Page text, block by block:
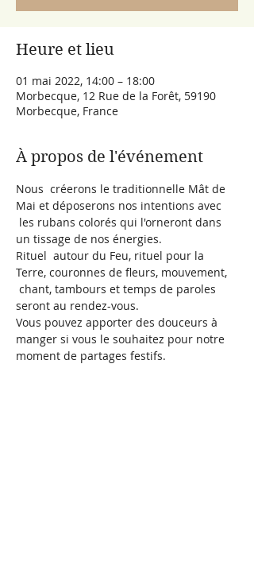
Heure et lieu
01 mai 2022, 14:00 – 18:00
Morbecque, 12 Rue de la Forêt, 59190
Morbecque, France
À propos de l'événement
Nous  créerons le traditionnelle Mât de
Mai et déposerons nos intentions avec
les rubans colorés qui l'orneront dans
un tissage de nos énergies.
Rituel  autour du Feu, rituel pour la
Terre, couronnes de fleurs, mouvement,
chant, tambours et temps de paroles
seront au rendez-vous.
Vous pouvez apporter des douceurs à
manger si vous le souhaitez pour notre
moment de partages festifs.